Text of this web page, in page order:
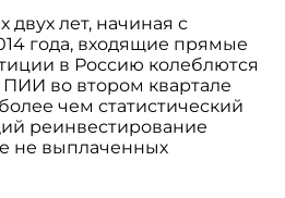
двух лет, начиная с
года, входящие прямые
в Россию колеблются
ПИИ во втором квартале
чем статистический
реинвестирование
не выплаченных